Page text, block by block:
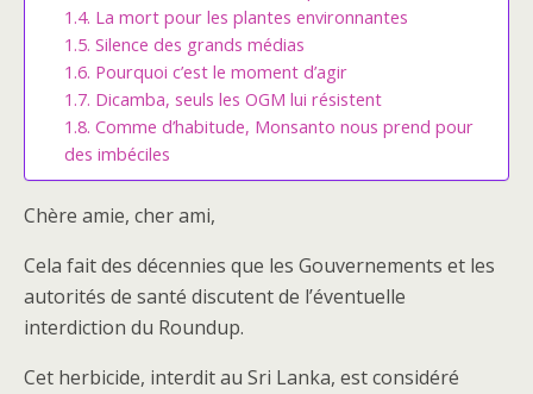
La mort pour les plantes environnantes
Silence des grands médias
Pourquoi c’est le moment d’agir
Dicamba, seuls les OGM lui résistent
Comme d’habitude, Monsanto nous prend pour
des imbéciles
Chère amie, cher ami,
Cela fait des décennies que les Gouvernements et les
autorités de santé discutent de l’éventuelle
interdiction du Roundup.
Cet herbicide, interdit au Sri Lanka, est considéré